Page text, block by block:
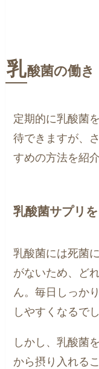
乳酸菌の働
定期的に乳酸菌
待できますが、
すめの方法を紹
乳酸菌サプリ
乳酸菌には死菌
がないため、ど
ん。毎日しっか
しやすくなるで
しかし、乳酸菌
から摂り入れる